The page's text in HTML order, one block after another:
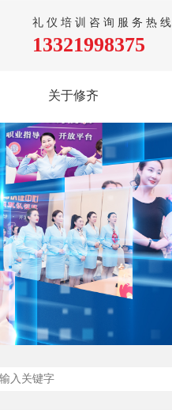
礼仪培训咨询服务热线
13321998375
关于修齐